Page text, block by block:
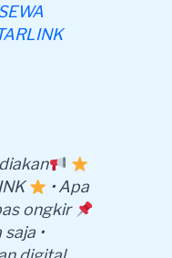
• Apa
ongkir
•